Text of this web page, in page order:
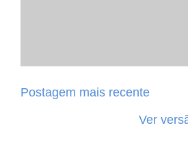
Postagem mais recente
Ver